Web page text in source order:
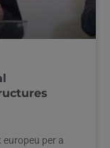
europeu per a